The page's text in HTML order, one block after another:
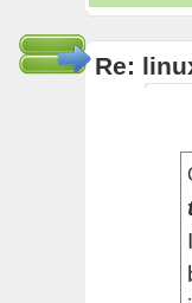
Re: